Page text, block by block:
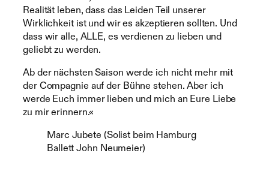
Realität leben, dass das Leiden Teil unserer
Wirklichkeit ist und wir es akzeptieren sollten. Und
dass wir alle, ALLE, es verdienen zu lieben und
geliebt zu werden.
Ab der nächsten Saison werde ich nicht mehr mit
der Compagnie auf der Bühne stehen. Aber ich
werde Euch immer lieben und mich an Eure Liebe
zu mir erinnern.«
Marc Jubete (Solist beim Hamburg
Ballett John Neumeier)